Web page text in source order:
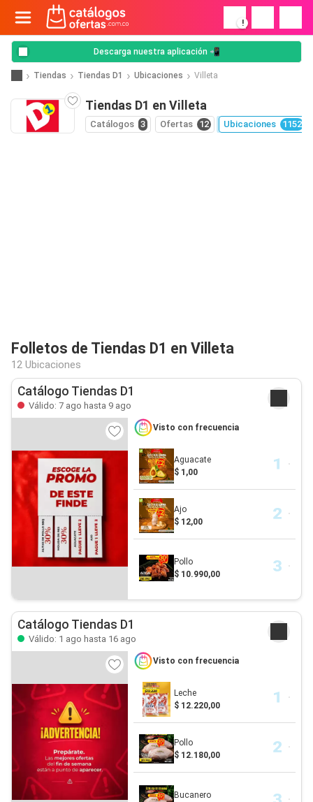
!
Descarga nuestra aplicación 📲
Tiendas Tiendas D1 Ubicaciones Villeta
Tiendas D1 en Villeta
Catálogos 3 Ofertas 12 Ubicaciones 1152
Folletos de Tiendas D1 en Villeta
12 Ubicaciones
Catálogo Tiendas D1
Válido: 7 ago hasta 9 ago
Visto con frecuencia
Aguacate
$ 1,00
Ajo
$ 12,00
Pollo
$ 10.990,00
Catálogo Tiendas D1
Válido: 1 ago hasta 16 ago
Visto con frecuencia
Leche
$ 12.220,00
Pollo
$ 12.180,00
Bucanero